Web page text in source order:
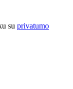
su privatumo